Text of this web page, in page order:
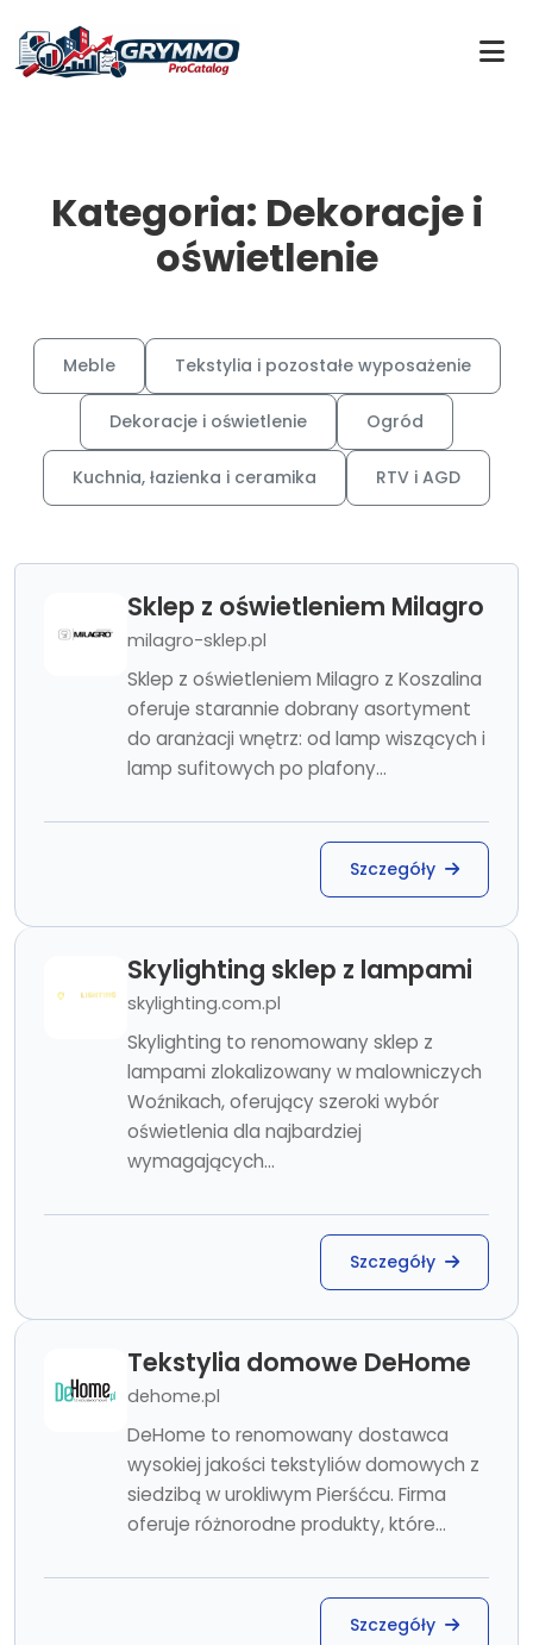
Kategoria: Dekoracje i
oświetlenie
Meble Tekstylia i pozostałe wyposażenie
Dekoracje i oświetlenie Ogród
Kuchnia, łazienka i ceramika RTV i AGD
Sklep z oświetleniem Milagro
milagro-sklep.pl
Sklep z oświetleniem Milagro z Koszalina
oferuje starannie dobrany asortyment
do aranżacji wnętrz: od lamp wiszących i
lamp sufitowych po plafony...
Szczegóły
Skylighting sklep z lampami
skylighting.com.pl
Skylighting to renomowany sklep z
lampami zlokalizowany w malowniczych
Woźnikach, oferujący szeroki wybór
oświetlenia dla najbardziej
wymagających...
Szczegóły
Tekstylia domowe DeHome
dehome.pl
DeHome to renomowany dostawca
wysokiej jakości tekstyliów domowych z
siedzibą w urokliwym Pierśćcu. Firma
oferuje różnorodne produkty, które...
Szczegóły